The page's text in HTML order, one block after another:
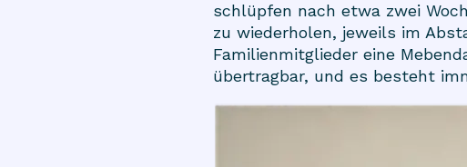
schlüpfen nach etwa zwei
zu wiederholen, jeweils im
Familienmitglieder eine
übertragbar, und es besteht